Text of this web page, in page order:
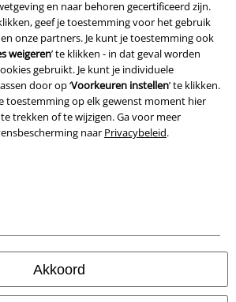
en naar behoren gecertificeerd zijn.
geef je toestemming voor het gebruik
onze partners. Je kunt je toestemming ook
weigeren’ te klikken - in dat geval worden
gebruikt. Je kunt je individuele
door op ‘Voorkeuren instellen’ te klikken.
toestemming op elk gewenst moment hier
trekken of te wijzigen. Ga voor meer
naar Privacybeleid.
Akkoord
BV